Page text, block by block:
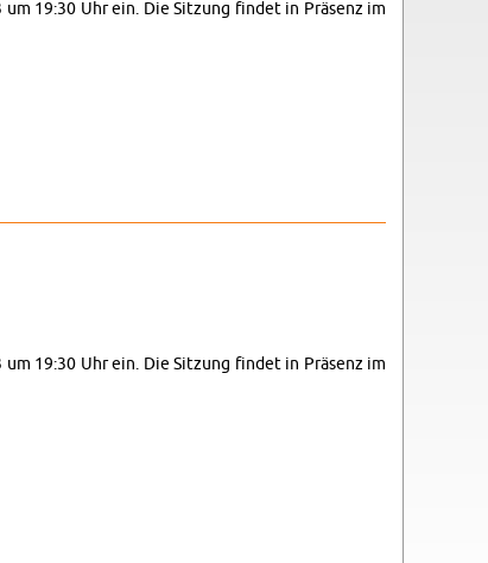
19:30 Uhr ein. Die Sit­zung fin­det in Prä­senz im
19:30 Uhr ein. Die Sit­zung fin­det in Prä­senz im